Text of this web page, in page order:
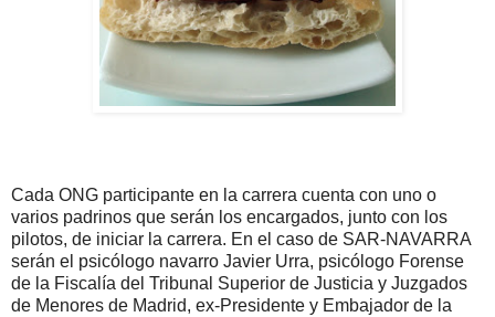
Cada ONG participante en la carrera cuenta con uno o
varios padrinos que serán los encargados, junto con los
pilotos, de iniciar la carrera. En el caso de SAR-NAVARRA
serán el psicólogo navarro Javier Urra, psicólogo Forense
de la Fiscalía del Tribunal Superior de Justicia y Juzgados
de Menores de Madrid, ex-Presidente y Embajador de la